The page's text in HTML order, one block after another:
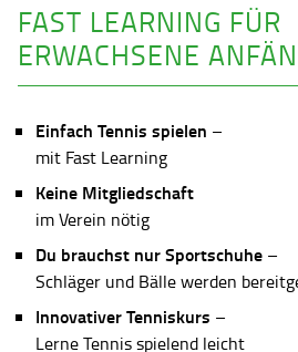
FAST LEARNING FÜR
ERWACHSENE
Einfach Tennis spielen –
mit Fast Learning
Keine Mitgliedschaft
im Verein nötig
Du brauchst nur Sportschuhe –
Schläger und Bälle werden
Innovativer Tenniskurs –
Lerne Tennis spielend leicht